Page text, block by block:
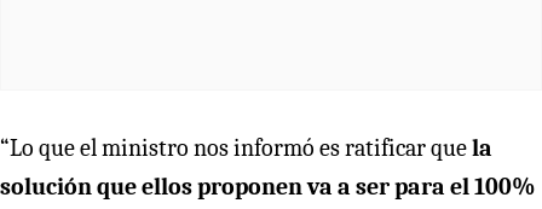
“Lo que el ministro nos informó es ratificar quela
solución que ellos proponen va a ser para el 100%